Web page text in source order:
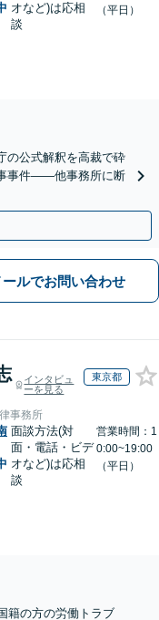
オなど)は応相
談
（平日）
の公式解釈を高裁で砕
事件——他事務所に断
ールでお問い合わせ
インタビュ
ーを見る
東京都
事務所
面談方法(対
面・電話・ビデ
オなど)は応相
談
営業時間：1
0:00~19:00
（平日）
籍の方の労働トラブ